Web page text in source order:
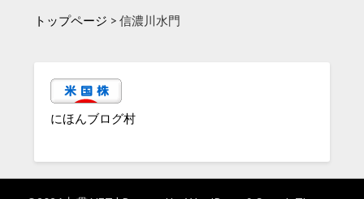
トップページ >信濃川水門
にほんブログ村